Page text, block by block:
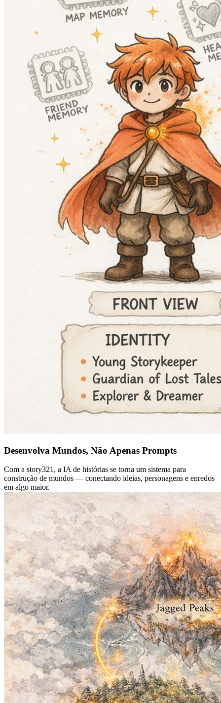
Desenvolva Mundos, Não Apenas Prompts
Com a story321, a IA de histórias se torna um sistema para
construção de mundos — conectando ideias, personagens e enredos
em algo maior.